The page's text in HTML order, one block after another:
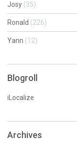
Josy (35)
Ronald (226)
Yann (12)
Blogroll
iLocalize
Archives